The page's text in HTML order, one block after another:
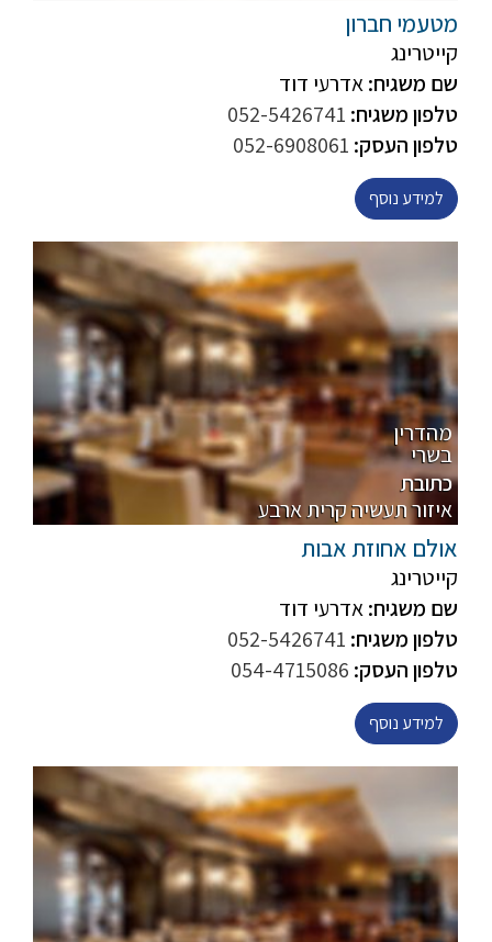
מטעמי חברון
קייטרינג
שם משגיח:אדרעי דוד
טלפון משגיח: 052-5426741
טלפון העסק: 052-6908061
למידע נוסף
בשרי
מהדרין
כתובת
איזור תעשיה קרית ארבע
אולם אחוזת אבות
קייטרינג
שם משגיח:אדרעי דוד
טלפון משגיח: 052-5426741
טלפון העסק: 054-4715086
למידע נוסף